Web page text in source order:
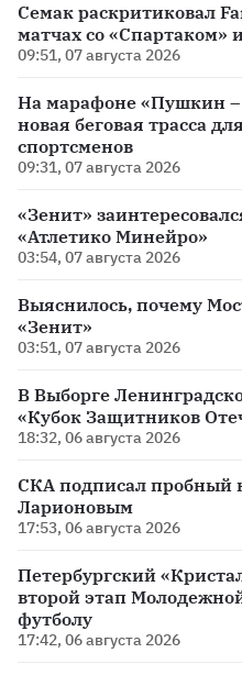
Семак раскритиковал
матчах со «Спартаком»
09:51, 07 августа 2026
На марафоне «Пушкин –
новая беговая трасса
спортсменов
09:31, 07 августа 2026
«Зенит»
«Атлетико Минейро»
03:54, 07 августа 2026
Выяснилось, почему
«Зенит»
03:51, 07 августа 2026
В Выборге
«Кубок Защитников
18:32, 06 августа 2026
СКА подписал пробный
Ларионовым
17:53, 06 августа 2026
Петербургский
второй этап
футболу
17:42, 06 августа 2026